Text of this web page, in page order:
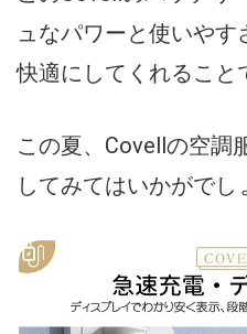
ュなパワーと使いやす
快適にしてくれること
この夏、Covellの空調
してみてはいかがでし